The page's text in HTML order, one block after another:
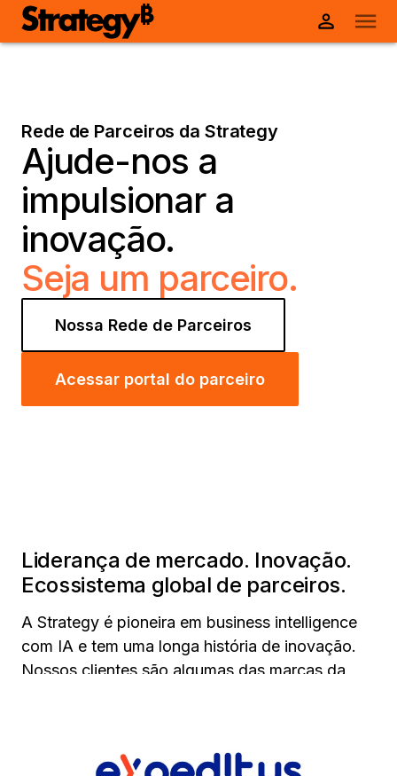
Rede de Parceiros da Strategy
Ajude-nos a
impulsionar a
inovação.
Seja um parceiro.
Nossa Rede de Parceiros
Acessar portal do parceiro
Liderança de mercado. Inovação.
Ecossistema global de parceiros.
A Strategy é pioneira em business intelligence
com IA e tem uma longa história de inovação.
Nossos clientes são algumas das marcas da
administração dos negócios. Temos orgulho do